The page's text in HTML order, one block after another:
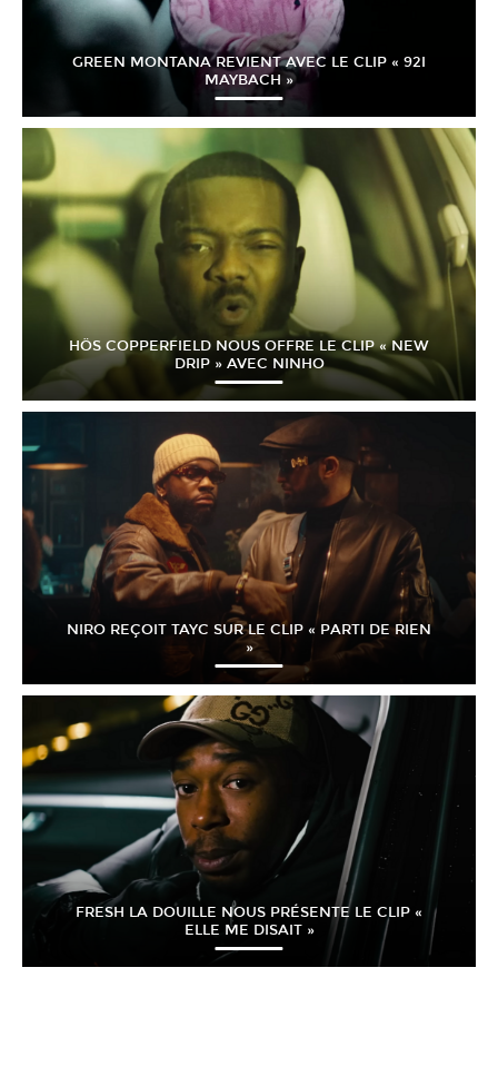
GREEN MONTANA REVIENT AVEC LE CLIP « 92I
MAYBACH »
HÖS COPPERFIELD NOUS OFFRE LE CLIP « NEW
DRIP » AVEC NINHO
NIRO REÇOIT TAYC SUR LE CLIP « PARTI DE RIEN
»
FRESH LA DOUILLE NOUS PRÉSENTE LE CLIP «
ELLE ME DISAIT »